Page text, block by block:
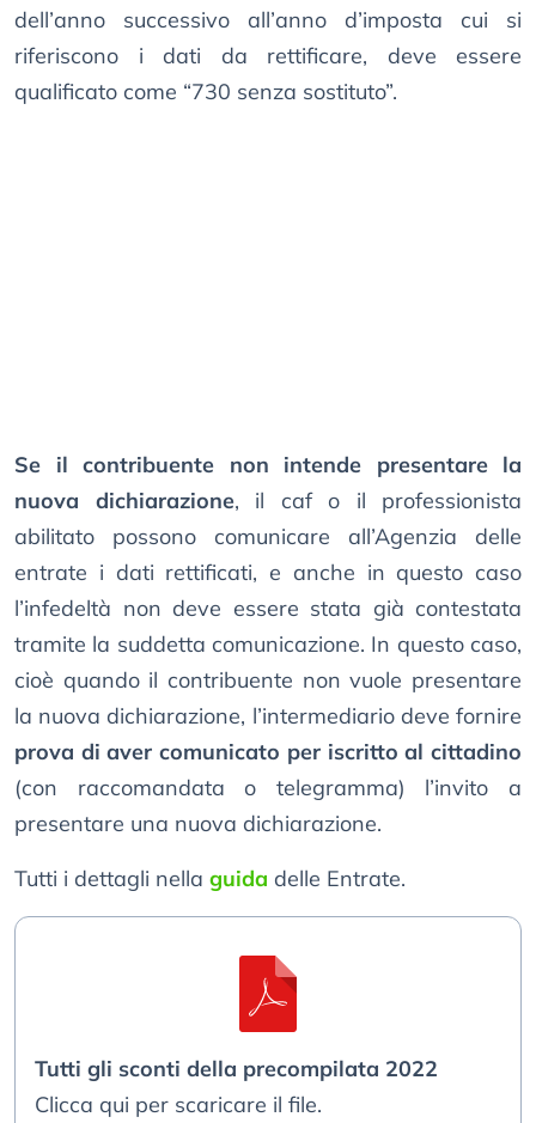
dell’anno successivo all’anno d’imposta cui si
riferiscono i dati da rettificare, deve essere
qualificato come “730 senza sostituto”.
Se il contribuente non intende presentare la
nuova dichiarazione, il caf o il professionista
abilitato possono comunicare all’Agenzia delle
entrate i dati rettificati, e anche in questo caso
l’infedeltà non deve essere stata già contestata
tramite la suddetta comunicazione. In questo caso,
cioè quando il contribuente non vuole presentare
la nuova dichiarazione, l’intermediario deve fornire
prova di aver comunicato per iscritto al cittadino
(con raccomandata o telegramma) l’invito a
presentare una nuova dichiarazione.
Tutti i dettagli nella guida delle Entrate.
Tutti gli sconti della precompilata 2022
Clicca qui per scaricare il file.